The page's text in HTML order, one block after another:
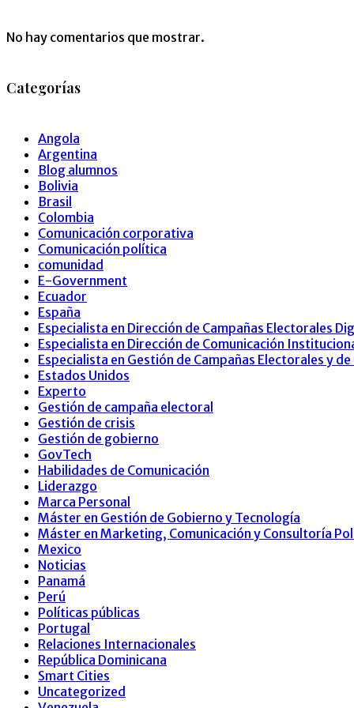
No hay comentarios que mostrar.
Categorías
Angola
Argentina
Blog alumnos
Bolivia
Brasil
Colombia
Comunicación corporativa
Comunicación política
comunidad
E-Government
Ecuador
España
Especialista en Dirección de Campañas Electorales
Especialista en Dirección de Comunicación
Especialista en Gestión de Campañas Electorales y
Estados Unidos
Experto
Gestión de campaña electoral
Gestión de crisis
Gestión de gobierno
GovTech
Habilidades de Comunicación
Liderazgo
Marca Personal
Máster en Gestión de Gobierno y Tecnología
Máster en Marketing, Comunicación y Consultoría
Mexico
Noticias
Panamá
Perú
Políticas públicas
Portugal
Relaciones Internacionales
República Dominicana
Smart Cities
Uncategorized